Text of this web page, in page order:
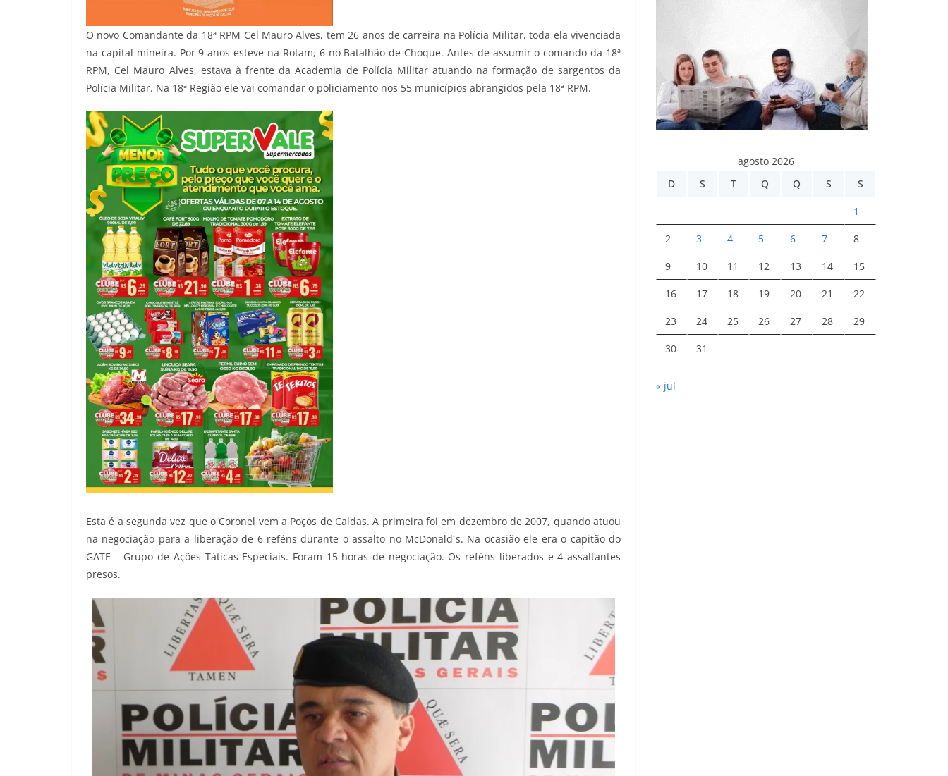
O novo Comandante da 18ª RPM Cel Mauro Alves, tem 26 anos de carreira na Polícia Militar, toda ela vivenciada
na capital mineira. Por 9 anos esteve na Rotam, 6 no Batalhão de Choque. Antes de assumir o comando da 18ª
RPM, Cel Mauro Alves, estava à frente da Academia de Polícia Militar atuando na formação de sargentos da
Polícia Militar. Na 18ª Região ele vai comandar o policiamento nos 55 municípios abrangidos pela 18ª RPM.
Esta é a segunda vez que o Coronel vem a Poços de Caldas. A primeira foi em dezembro de 2007, quando atuou
na negociação para a liberação de 6 reféns durante o assalto no McDonald´s. Na ocasião ele era o capitão do
GATE – Grupo de Ações Táticas Especiais. Foram 15 horas de negociação. Os reféns liberados e 4 assaltantes
presos.
agosto 2026
D
S T Q Q S S
1
2 3 4 5 6 7 8
9 10 11 12 13 14 15
16 17 18 19 20 21 22
23 24 25 26 27 28 29
30 31
« jul